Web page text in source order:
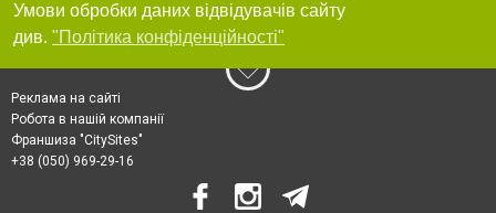
Умови обробки даних відвідувачів сайту
див. "Політика конфіденційності"
Реклама на сайті
Робота в нашій компанії
Франшиза "CitySites"
+38 (050) 969-29-16